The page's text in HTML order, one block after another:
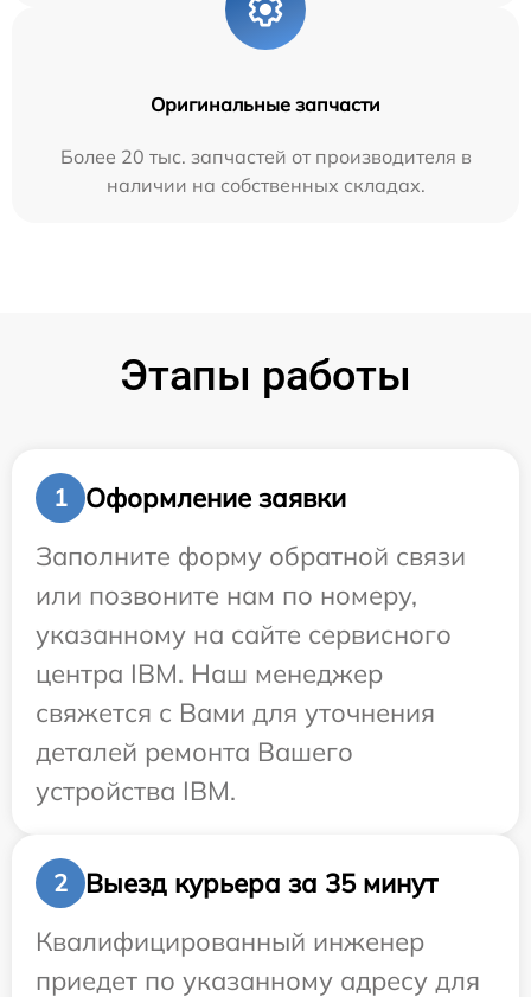
Оригинальные запчасти
Более 20 тыс. запчастей от производителя в
наличии на собственных складах.
Этапы работы
1
Оформление заявки
Заполните форму обратной связи
или позвоните нам по номеру,
указанному на сайте сервисного
центра IBM. Наш менеджер
свяжется с Вами для уточнения
деталей ремонта Вашего
устройства IBM.
2
Выезд курьера за 35 минут
Квалифицированный инженер
приедет по указанному адресу для